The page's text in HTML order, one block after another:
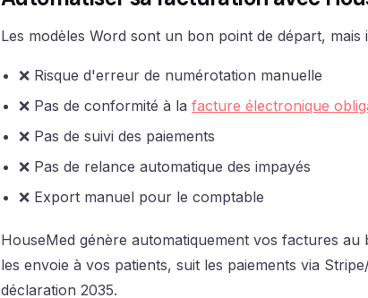
Les modèles Word sont un bon point de départ,
❌ Risque d'erreur de numérotation manuelle
❌ Pas de conformité à la facture électronique
❌ Pas de suivi des paiements
❌ Pas de relance automatique des impayés
❌ Export manuel pour le comptable
HouseMed génère automatiquement vos factures
les envoie à vos patients, suit les paiements via
déclaration 2035.